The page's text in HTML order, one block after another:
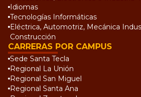
Idiomas
Tecnologías Informáticas
Eléctrica, Automotriz, Mecánica
Construcción
CARRERAS POR CAMPUS
Sede Santa Tecla
Regional La Unión
Regional San Miguel
Regional Santa Ana